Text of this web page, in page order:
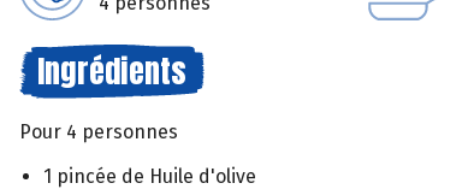
Ingrédients
Pour 4 personnes
1 pincée de Huile d'olive